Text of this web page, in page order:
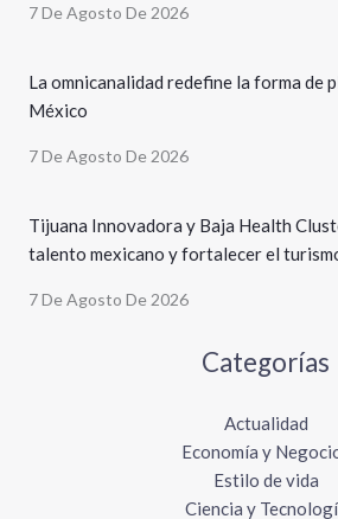
7 De Agosto De 2026
La omnicanalidad redefine la forma de
México
7 De Agosto De 2026
Tijuana Innovadora y Baja Health
talento mexicano y fortalecer el
7 De Agosto De 2026
Categorías
Actualidad
Economía y
Estilo de vida
Ciencia y